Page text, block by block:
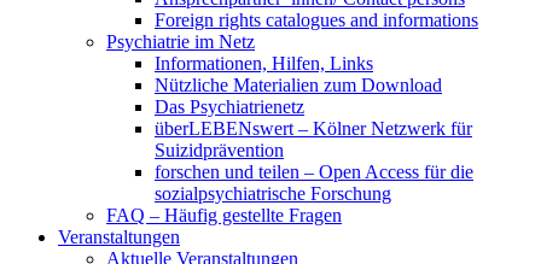
Foreign rights catalogues and informations
Psychiatrie im Netz
Informationen, Hilfen, Links
Nützliche Materialien zum Download
Das Psychiatrienetz
überLEBENswert – Kölner Netzwerk für
Suizidprävention
forschen und teilen – Open Access für die
sozialpsychiatrische Forschung
FAQ – Häufig gestellte Fragen
Veranstaltungen
Aktuelle Veranstaltungen